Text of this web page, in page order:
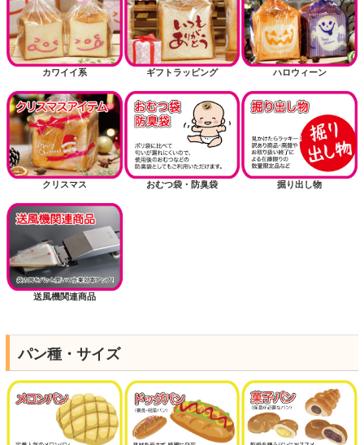
カワイイ系 ギフトラッピング ハロウィーン
クリスマス おむつ袋・防臭袋 掘り出し物
送風機関連商品
パン種・サイズ